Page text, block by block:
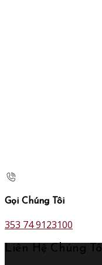
Gọi Chúng Tôi
353 74 9123100
Liên Hệ Chúng